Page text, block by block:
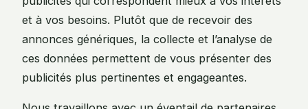
et à vos besoins. Plutôt que de recevoir des
annonces génériques, la collecte et l’analyse de
ces données permettent de vous présenter des
publicités plus pertinentes et engageantes.